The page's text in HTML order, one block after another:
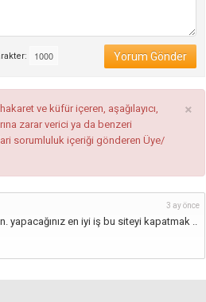
Yorum Gönder
×
ve küfür içeren, aşağılayıcı,
zarar verici ya da benzeri
sorumluluk içeriği gönderen Üye/
3 ay önce
yapacağınız en iyi iş bu siteyi kapatmak ..